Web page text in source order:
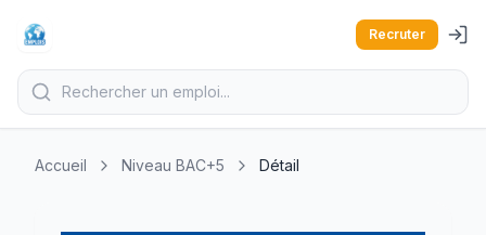
Recruter
Accueil Niveau BAC+5 Détail